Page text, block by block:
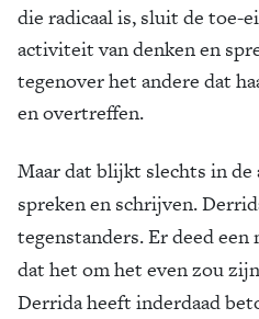
die radicaal is, sluit de toe-
activiteit van denken en
tegenover het andere dat
en overtreffen.
Maar dat blijkt slechts in de
spreken en schrijven.
tegenstanders. Er deed een
dat het om het even zou
Derrida heeft inderdaad